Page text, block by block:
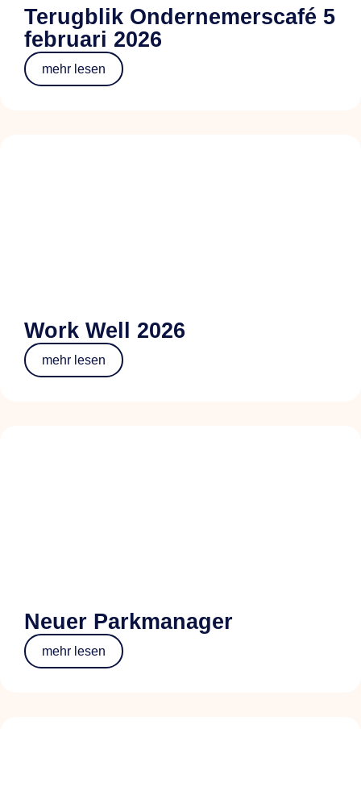
Terugblik Ondernemerscafé 5
februari 2026
mehr lesen
Work Well 2026
mehr lesen
Neuer Parkmanager
mehr lesen